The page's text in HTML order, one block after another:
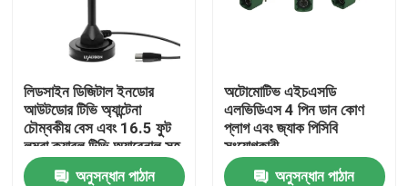
আমাদের সম্পর্কে
কারখানা ভ্রমণ
লিডসাইন ডিজিটাল ইনডোর
আউটডোর টিভি অ্যান্টেনা
চৌম্বকীয় বেস এবং 16.5 ফুট
লম্বা ক্যাবল টিভি অ্যারেনাল সহ
50 মাইল রেঞ্জের জন্য
অনুসন্ধান পাঠান
অটোমোটিভ এইচএসডি
এলভিডিএস 4 পিন ডান কোণ
প্লাগ এবং জ্যাক পিসিবি
সংযোগকারী
অনুসন্ধান পাঠান